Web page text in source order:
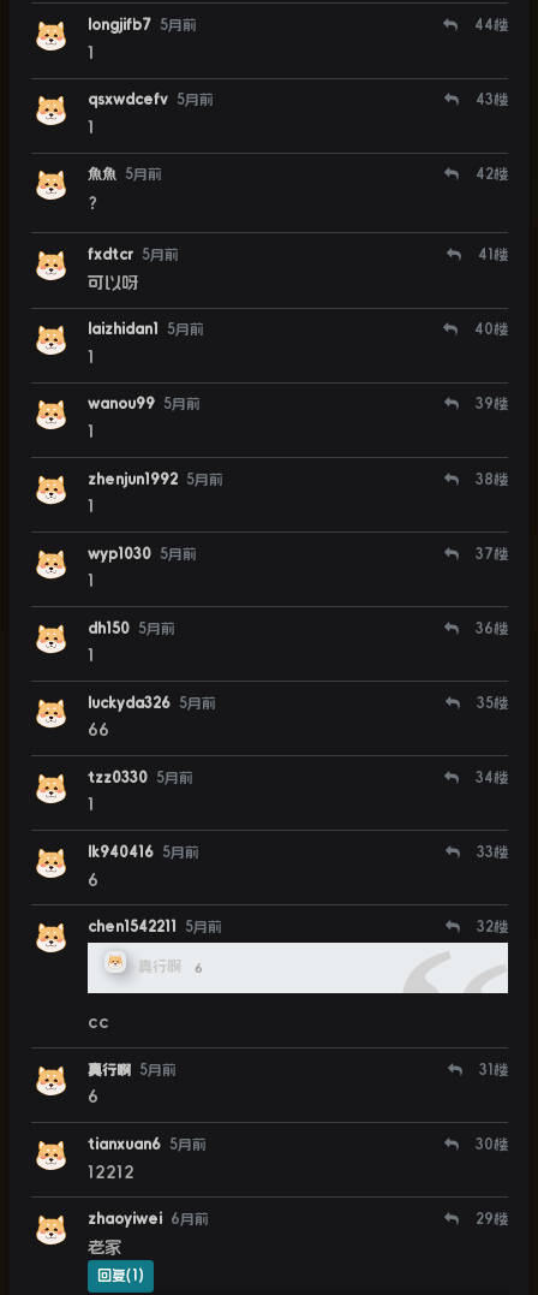
longjifb7 5月前 44楼
1
qsxwdcefv 5月前 43楼
1
魚魚 5月前 42楼
？
fxdtcr 5月前 41 楼
可以呀
laizhidan1 5月前 40楼
1
wanou99 5月前 39楼
1
zhenjun1992 5月前 38楼
1
wyp1030 5月前 37楼
1
dh150 5月前 36楼
1
luckyda326 5月前 35楼
66
tzz0330 5月前 34楼
1
lk940416 5月前 33楼
6
chen1542211 5月前 32楼
真行啊 6
cc
真行啊 5月前 31 楼
6
tianxuan6 5月前 30楼
12212
zhaoyiwei 6月前 29楼
老家
回复(1)